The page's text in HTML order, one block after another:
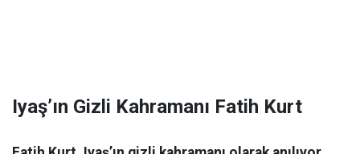
Iyaş’ın Gizli Kahramanı Fatih Kurt